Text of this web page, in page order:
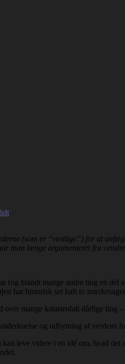
tilsnit om
(som er “vestlige”) for at
man længe argumenteret fra
(og blandt mange andre ting en
har historisk set haft to
over mange katastrofalt dårlige
og udbytning af verdens
leve videre i en idé om, hvad